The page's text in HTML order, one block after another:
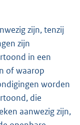
zijn, tenzij
zijn
in een
of waarop
worden
die
aanwezig zijn,